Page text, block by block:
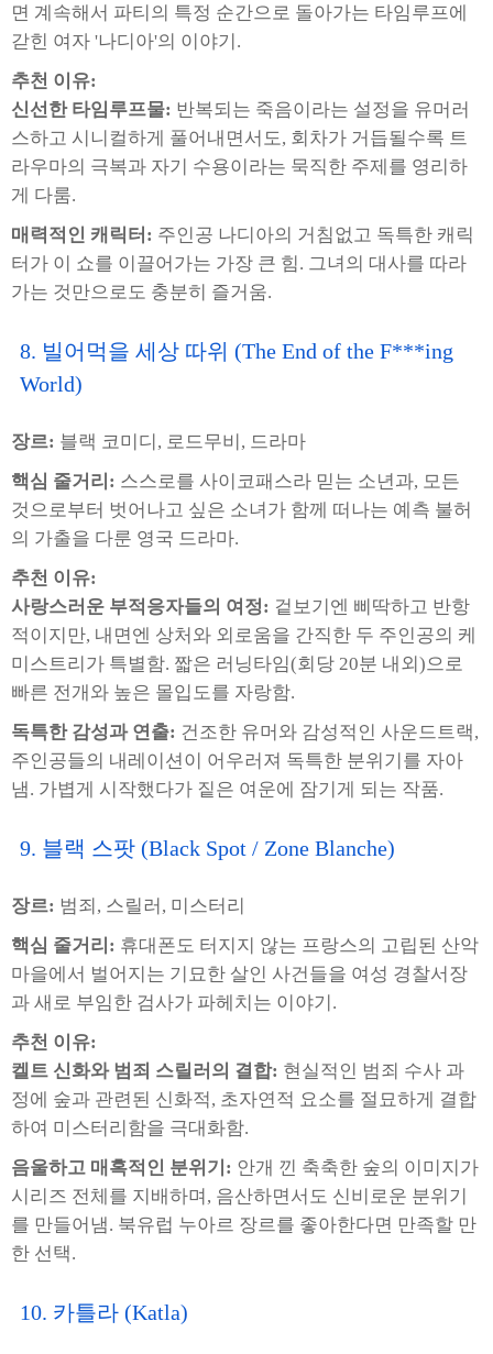
면 계속해서 파티의 특정 순간으로 돌아가는 타임루프에
갇힌 여자 '나디아'의 이야기.
추천 이유:
신선한 타임루프물: 반복되는 죽음이라는 설정을 유머러
스하고 시니컬하게 풀어내면서도, 회차가 거듭될수록 트
라우마의 극복과 자기 수용이라는 묵직한 주제를 영리하
게 다룸.
매력적인 캐릭터: 주인공 나디아의 거침없고 독특한 캐릭
터가 이 쇼를 이끌어가는 가장 큰 힘. 그녀의 대사를 따라
가는 것만으로도 충분히 즐거움.
8. 빌어먹을 세상 따위 (The End of the F***ing
World)
장르: 블랙 코미디, 로드무비, 드라마
핵심 줄거리: 스스로를 사이코패스라 믿는 소년과, 모든
것으로부터 벗어나고 싶은 소녀가 함께 떠나는 예측 불허
의 가출을 다룬 영국 드라마.
추천 이유:
사랑스러운 부적응자들의 여정: 겉보기엔 삐딱하고 반항
적이지만, 내면엔 상처와 외로움을 간직한 두 주인공의 케
미스트리가 특별함. 짧은 러닝타임(회당 20분 내외)으로
빠른 전개와 높은 몰입도를 자랑함.
독특한 감성과 연출: 건조한 유머와 감성적인 사운드트랙,
주인공들의 내레이션이 어우러져 독특한 분위기를 자아
냄. 가볍게 시작했다가 짙은 여운에 잠기게 되는 작품.
9. 블랙 스팟 (Black Spot / Zone Blanche)
장르: 범죄, 스릴러, 미스터리
핵심 줄거리: 휴대폰도 터지지 않는 프랑스의 고립된 산악
마을에서 벌어지는 기묘한 살인 사건들을 여성 경찰서장
과 새로 부임한 검사가 파헤치는 이야기.
추천 이유:
켈트 신화와 범죄 스릴러의 결합: 현실적인 범죄 수사 과
정에 숲과 관련된 신화적, 초자연적 요소를 절묘하게 결합
하여 미스터리함을 극대화함.
음울하고 매혹적인 분위기: 안개 낀 축축한 숲의 이미지가
시리즈 전체를 지배하며, 음산하면서도 신비로운 분위기
를 만들어냄. 북유럽 누아르 장르를 좋아한다면 만족할 만
한 선택.
10. 카틀라 (Katla)